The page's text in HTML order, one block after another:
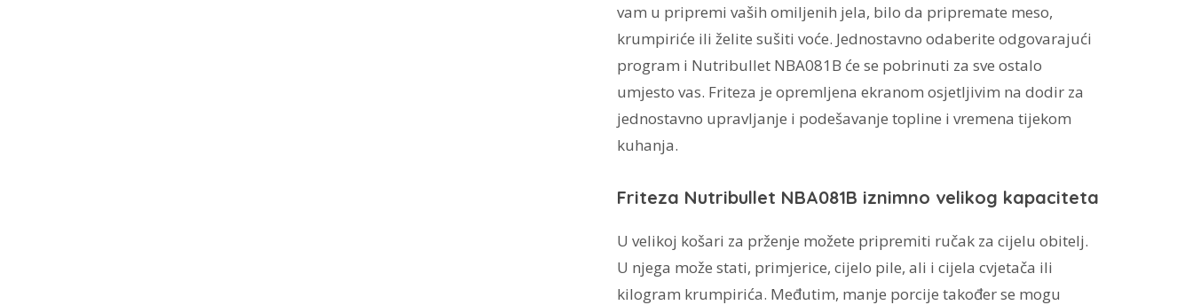
vam u pripremi vaših omiljenih jela, bilo da pripremate meso,
krumpiriće ili želite sušiti voće. Jednostavno odaberite odgovarajući
program i Nutribullet NBA081B će se pobrinuti za sve ostalo
umjesto vas. Friteza je opremljena ekranom osjetljivim na dodir za
jednostavno upravljanje i podešavanje topline i vremena tijekom
kuhanja.
Friteza Nutribullet NBA081B iznimno velikog kapaciteta
U velikoj košari za prženje možete pripremiti ručak za cijelu obitelj.
U njega može stati, primjerice, cijelo pile, ali i cijela cvjetača ili
kilogram krumpirića. Međutim, manje porcije također se mogu